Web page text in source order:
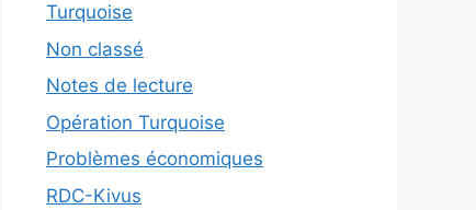
Turquoise
Non classé
Notes de lecture
Opération Turquoise
Problèmes économiques
RDC-Kivus